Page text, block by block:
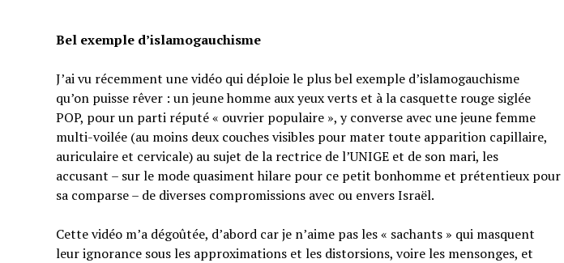
Bel exemple d’islamogauchisme
J’ai vu récemment une vidéo qui déploie le plus bel exemple d’islamogauchisme
qu’on puisse rêver : un jeune homme aux yeux verts et à la casquette rouge siglée
POP, pour un parti réputé « ouvrier populaire », y converse avec une jeune femme
multi-voilée (au moins deux couches visibles pour mater toute apparition capillaire,
auriculaire et cervicale) au sujet de la rectrice de l’UNIGE et de son mari, les
accusant – sur le mode quasiment hilare pour ce petit bonhomme et prétentieux pour
sa comparse – de diverses compromissions avec ou envers Israël.
Cette vidéo m’a dégoûtée, d’abord car je n’aime pas les « sachants » qui masquent
leur ignorance sous les approximations et les distorsions, voire les mensonges, et